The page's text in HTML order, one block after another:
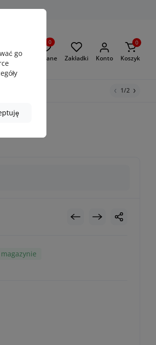
Oglądane
0
Zakładki Konto
0
Koszyk
1/2
go